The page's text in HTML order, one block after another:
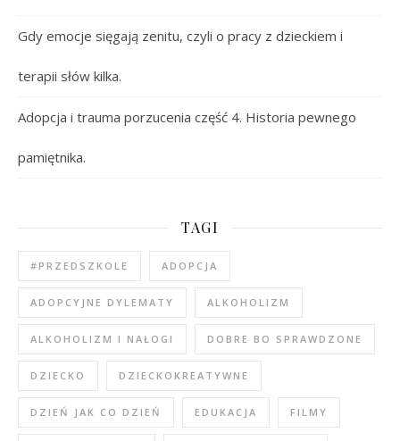
Gdy emocje sięgają zenitu, czyli o pracy z dzieckiem i
terapii słów kilka.
Adopcja i trauma porzucenia część 4. Historia pewnego
pamiętnika.
TAGI
#PRZEDSZKOLE ADOPCJA
ADOPCYJNE DYLEMATY ALKOHOLIZM
ALKOHOLIZM I NAŁOGI DOBRE BO SPRAWDZONE
DZIECKO DZIECKOKREATYWNE
DZIEŃ JAK CO DZIEŃ EDUKACJA FILMY